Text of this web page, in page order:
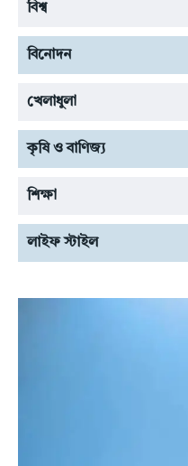
বিশ্ব
বিনোদন
খেলাধুলা
কৃষি ও বাণিজ্য
শিক্ষা
লাইফ স্টাইল